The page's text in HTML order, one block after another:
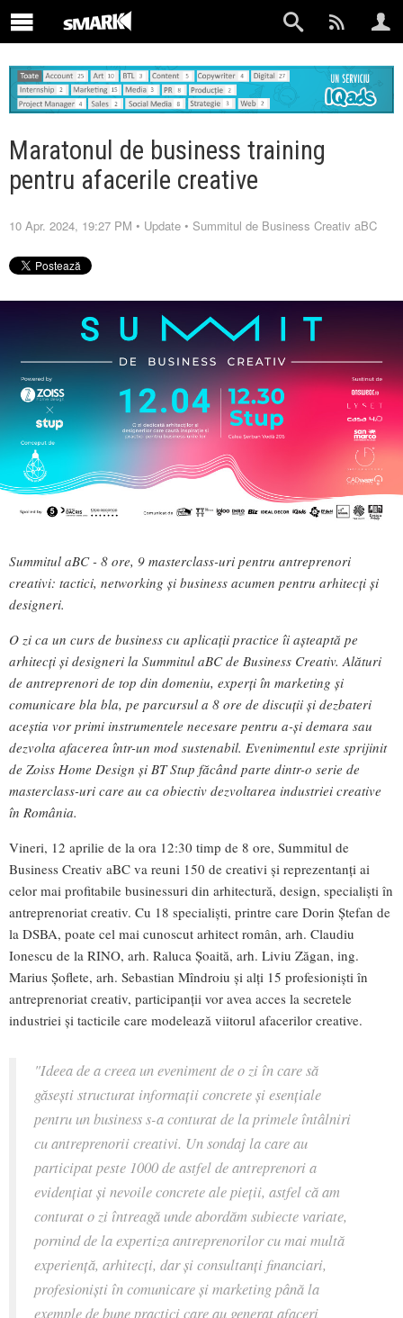
Maratonul de business training
pentru afacerile creative
10 Apr. 2024, 19:27 PM • Update • Summitul de Business Creativ aBC
Summitul aBC - 8 ore, 9 masterclass-uri pentru antreprenori
creativi: tactici, networking și business acumen pentru arhitecți și
designeri.
O zi ca un curs de business cu aplicații practice îi așteaptă pe
arhitecți și designeri la Summitul aBC de Business Creativ. Alături
de antreprenori de top din domeniu, experți în marketing și
comunicare bla bla, pe parcursul a 8 ore de discuții și dezbateri
aceștia vor primi instrumentele necesare pentru a-și demara sau
dezvolta afacerea într-un mod sustenabil. Evenimentul este sprijinit
de Zoiss Home Design și BT Stup făcând parte dintr-o serie de
masterclass-uri care au ca obiectiv dezvoltarea industriei creative
în România.
Vineri, 12 aprilie de la ora 12:30 timp de 8 ore, Summitul de
Business Creativ aBC va reuni 150 de creativi și reprezentanți ai
celor mai profitabile businessuri din arhitectură, design, specialiști în
antreprenoriat creativ. Cu 18 specialiști, printre care Dorin Ștefan de
la DSBA, poate cel mai cunoscut arhitect român, arh. Claudiu
Ionescu de la RINO, arh. Raluca Șoaită, arh. Liviu Zăgan, ing.
Marius Șoflete, arh. Sebastian Mîndroiu și alți 15 profesioniști în
antreprenoriat creativ, participanții vor avea acces la secretele
industriei și tacticile care modelează viitorul afacerilor creative.
"Ideea de a creea un eveniment de o zi în care să
găsești structurat informații concrete și esențiale
pentru un business s-a conturat de la primele întâlniri
cu antreprenorii creativi. Un sondaj la care au
participat peste 1000 de astfel de antreprenori a
evidențiat și nevoile concrete ale pieții, astfel că am
conturat o zi întreagă unde abordăm subiecte variate,
pornind de la expertiza antreprenorilor cu mai multă
experiență, arhitecți, dar și consultanți financiari,
profesioniști în comunicare și marketing până la
exemple de bune practici care au generat afaceri